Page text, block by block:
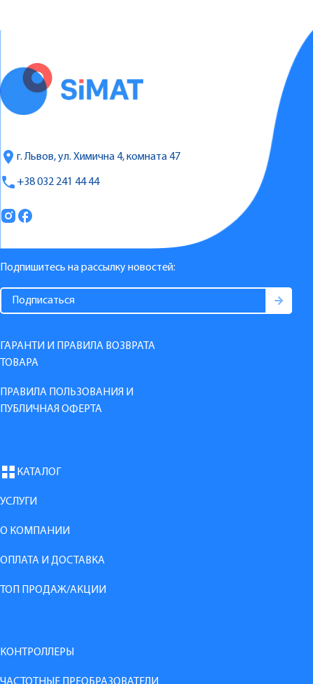
г. Львов, ул. Химична 4, комната 47
+38 032 241 44 44
Подпишитесь на рассылку новостей:
ГАРАНТИ И ПРАВИЛА ВОЗВРАТА
ТОВАРА
ПРАВИЛА ПОЛЬЗОВАНИЯ И
ПУБЛИЧНАЯ ОФЕРТА
КАТАЛОГ
УСЛУГИ
О КОМПАНИИ
ОПЛАТА И ДОСТАВКА
ТОП ПРОДАЖ/АКЦИИ
КОНТРОЛЛЕРЫ